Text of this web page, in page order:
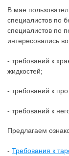
В мае
специалистов по
специалистов по
интересовались
- требований к
жидкостей;
- требований к
- требований к
Предлагаем
- Требования к